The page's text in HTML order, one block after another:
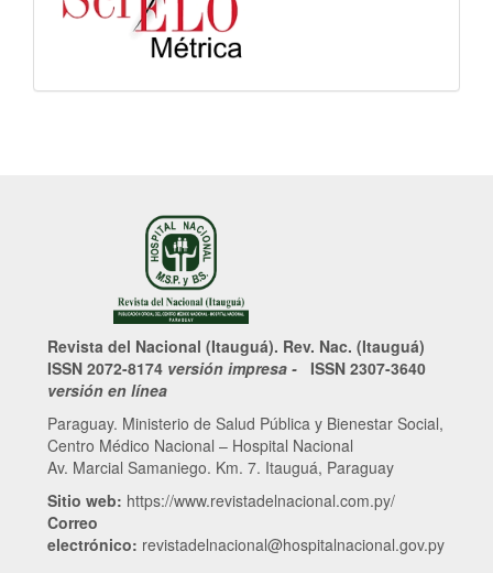
Revista del Nacional (Itauguá). Rev. Nac. (Itauguá)
ISSN 2072-8174 versión impresa - ISSN 2307-3640
versión en línea
Paraguay. Ministerio de Salud Pública y Bienestar Social,
Centro Médico Nacional – Hospital Nacional
Av. Marcial Samaniego. Km. 7. Itauguá, Paraguay
Sitio web: https://www.revistadelnacional.com.py/
Correo
electrónico: revistadelnacional@hospitalnacional.gov.py